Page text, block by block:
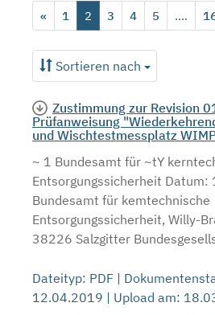
« 1 2 3 4 5 ....
Sortieren nach
Zustimmung zur Revision
Prüfanweisung
und Wischtestmessplatz
~ 1 Bundesamt für ~tY
Entsorgungssicherheit
Bundesamt für kemtechnische
Entsorgungssicherheit, Willy-
38226 Salzgitter
Dateityp: PDF |
12.04.2019 | Upload am: